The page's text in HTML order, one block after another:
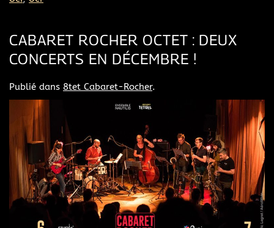
CABARET ROCHER OCTET : DEUX
CONCERTS EN DÉCEMBRE !
Publié dans 8tet Cabaret-Rocher.